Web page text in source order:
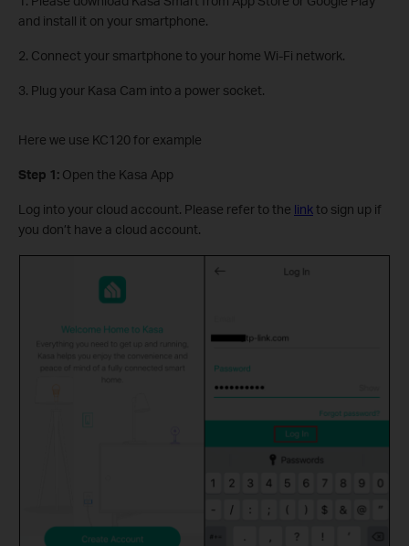
and install it on your smartphone.
2. Connect your smartphone to your home Wi-Fi network.
3. Plug your Kasa Cam into a power socket.
Here we use KC120 for example
Step 1: Open the Kasa App
Log into your cloud account. Please refer to the linkto sign up if
you don’t have a cloud account.